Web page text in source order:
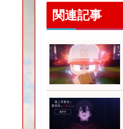
関連記事